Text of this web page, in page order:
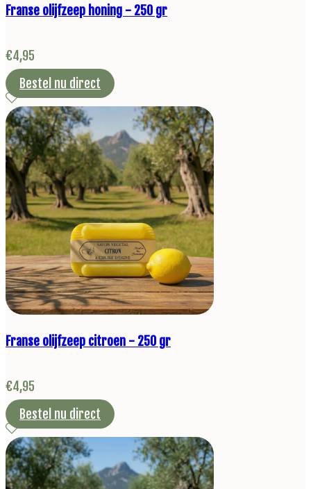
Franse olijfzeep honing - 250 gr
€4,95
Bestel nu direct
Franse olijfzeep citroen - 250 gr
€4,95
Bestel nu direct